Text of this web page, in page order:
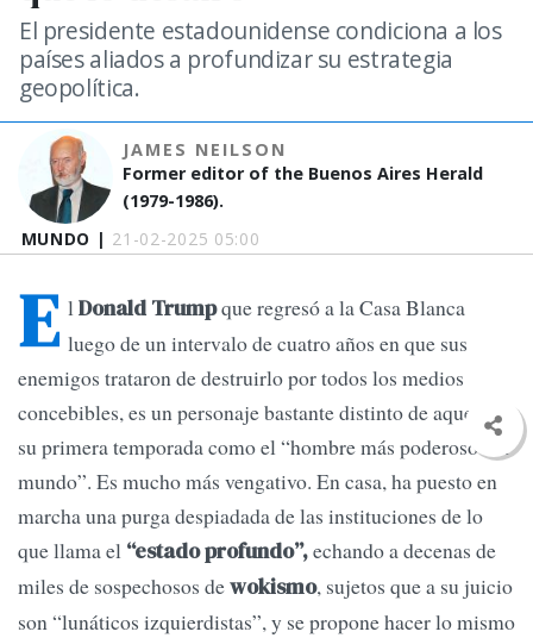
MUNDO | 21-02-2025 05:00
El presidente estadounidense condiciona a los
países aliados a profundizar su estrategia
geopolítica.
JAMES NEILSON
Former editor of the Buenos Aires Herald
(1979-1986).
E lDonald Trumpque regresó a la Casa Blanca
luego de un intervalo de cuatro años en que sus
enemigos trataron de destruirlo por todos los medios
concebibles, es un personaje bastante distinto de aquel de
su primera temporada como el “hombre más poderoso del
mundo”. Es mucho más vengativo. En casa, ha puesto en
marcha una purga despiadada de las instituciones de lo
que llama el “estado profundo”,echando a decenas de
miles de sospechosos dewokismo, sujetos que a su juicio
son “lunáticos izquierdistas”, y se propone hacer lo mismo